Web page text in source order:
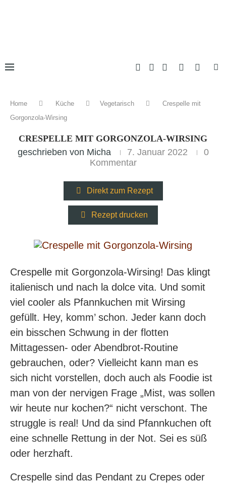
Home Küche Vegetarisch
Crespelle mit
Gorgonzola-Wirsing
CRESPELLE MIT GORGONZOLA-WIRSING
geschrieben von Micha 7. Januar 2022
0
Kommentar
Direkt zum Rezept
Rezept drucken
Crespelle mit Gorgonzola-Wirsing! Das klingt
italienisch und nach la dolce vita. Und somit
viel cooler als Pfannkuchen mit Wirsing
gefüllt. Hey, komm’ schon. Jeder kann doch
ein bisschen Schwung in der flotten
Mittagessen- oder Abendbrot-Routine
gebrauchen, oder? Vielleicht kann man es
sich nicht vorstellen, doch auch als Foodie ist
man von der nervigen Frage „Mist, was sollen
wir heute nur kochen?“ nicht verschont. The
struggle is real! Und da sind Pfannkuchen oft
eine schnelle Rettung in der Not. Sei es süß
oder herzhaft.
Crespelle sind das Pendant zu Crepes oder